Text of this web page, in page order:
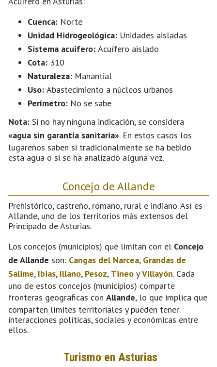
Cuenca: Norte
Unidad Hidrogeológica: Unidades aisladas
Sistema acuifero: Acuífero aislado
Cota: 310
Naturaleza: Manantial
Uso: Abastecimiento a núcleos urbanos
Perímetro: No se sabe
Nota: Si no hay ninguna indicación, se considera
«agua sin garantía sanitaria». En estos casos los
lugareños saben si tradicionalmente se ha bebido
esta agua o si se ha analizado alguna vez.
Concejo de Allande
Prehistórico, castreño, romano, rural e indiano. Así es
Allande, uno de los territorios más extensos del
Principado de Asturias.
Los concejos (municipios) que limitan con el Concejo
de Allande son: Cangas del Narcea, Grandas de
Salime, Ibias, Illano, Pesoz, Tineo yVillayón. Cada
uno de estos concejos (municipios) comparte
fronteras geográficas con Allande, lo que implica que
comparten límites territoriales y pueden tener
interacciones políticas, sociales y económicas entre
ellos.